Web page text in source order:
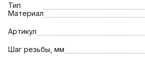
Тип
Материал
Артикул
Шаг резьбы, мм